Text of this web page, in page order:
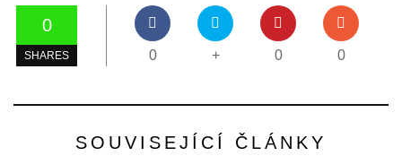
0
SHARES 0 + 0 0
SOUVISEJÍCÍ ČLÁNKY